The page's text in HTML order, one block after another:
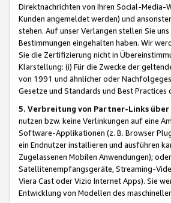
Direktnachrichten von Ihren Social-
Kunden angemeldet werden) und
stehen. Auf unser Verlangen stellen Sie
Bestimmungen eingehalten haben. Wir
Sie die Zertifizierung nicht in
Klarstellung: (i) Für die Zwecke der
von 1991 und ähnlicher oder
Gesetze und Standards und Best
5. Verbreitung von Partner-Links
nutzen bzw. keine Verlinkungen auf eine
Software-Applikationen (z. B. Browser
ein Endnutzer installieren und ausführen
Zugelassenen Mobilen Anwendungen);
Satellitenempfangsgeräte, Streaming-
Viera Cast oder Vizio Internet Apps). Sie
Entwicklung von Modellen des